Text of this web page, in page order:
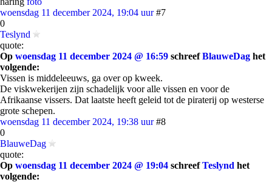
woensdag 11 december 2024, 19:04 uur #7
0
Teslynd
quote:
Op woensdag 11 december 2024 @ 16:59 schreefBlauweDag het
volgende:
Vissen is middeleeuws, ga over op kweek.
De viskwekerijen zijn schadelijk voor alle vissen en voor de
Afrikaanse vissers. Dat laatste heeft geleid tot de piraterij op westerse
grote schepen.
woensdag 11 december 2024, 19:38 uur #8
0
BlauweDag
quote:
Op woensdag 11 december 2024 @ 19:04 schreefTeslynd het
volgende: